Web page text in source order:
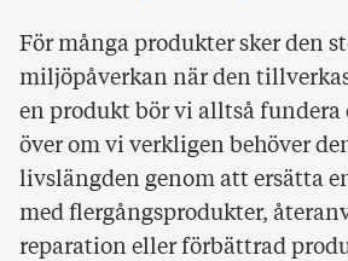
För många produkter sker den
miljöpåverkan när den
en produkt bör vi alltså fundera
över om vi verkligen behöver
livslängden genom att ersätta
med flergångsprodukter,
reparation eller förbättrad